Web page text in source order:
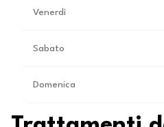
Venerdì
Sabato
Domenica